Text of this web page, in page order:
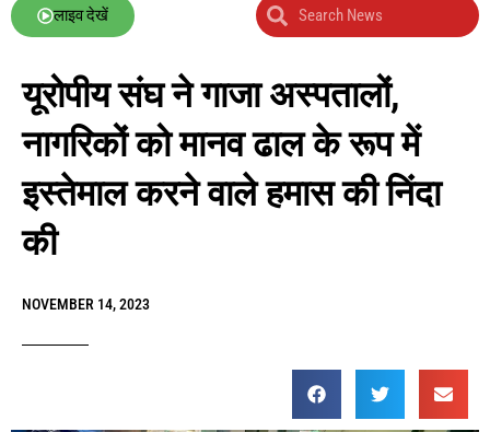
लाइव देखें
यूरोपीय संघ ने गाजा अस्पतालों,
नागरिकों को मानव ढाल के रूप में
इस्तेमाल करने वाले हमास की निंदा
की
NOVEMBER 14, 2023